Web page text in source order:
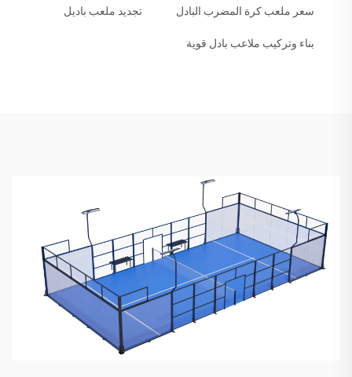
سعر ملعب كرة المضرب البادل تجديد ملعب باديل
بناء وتركيب ملاعب بادل قوية